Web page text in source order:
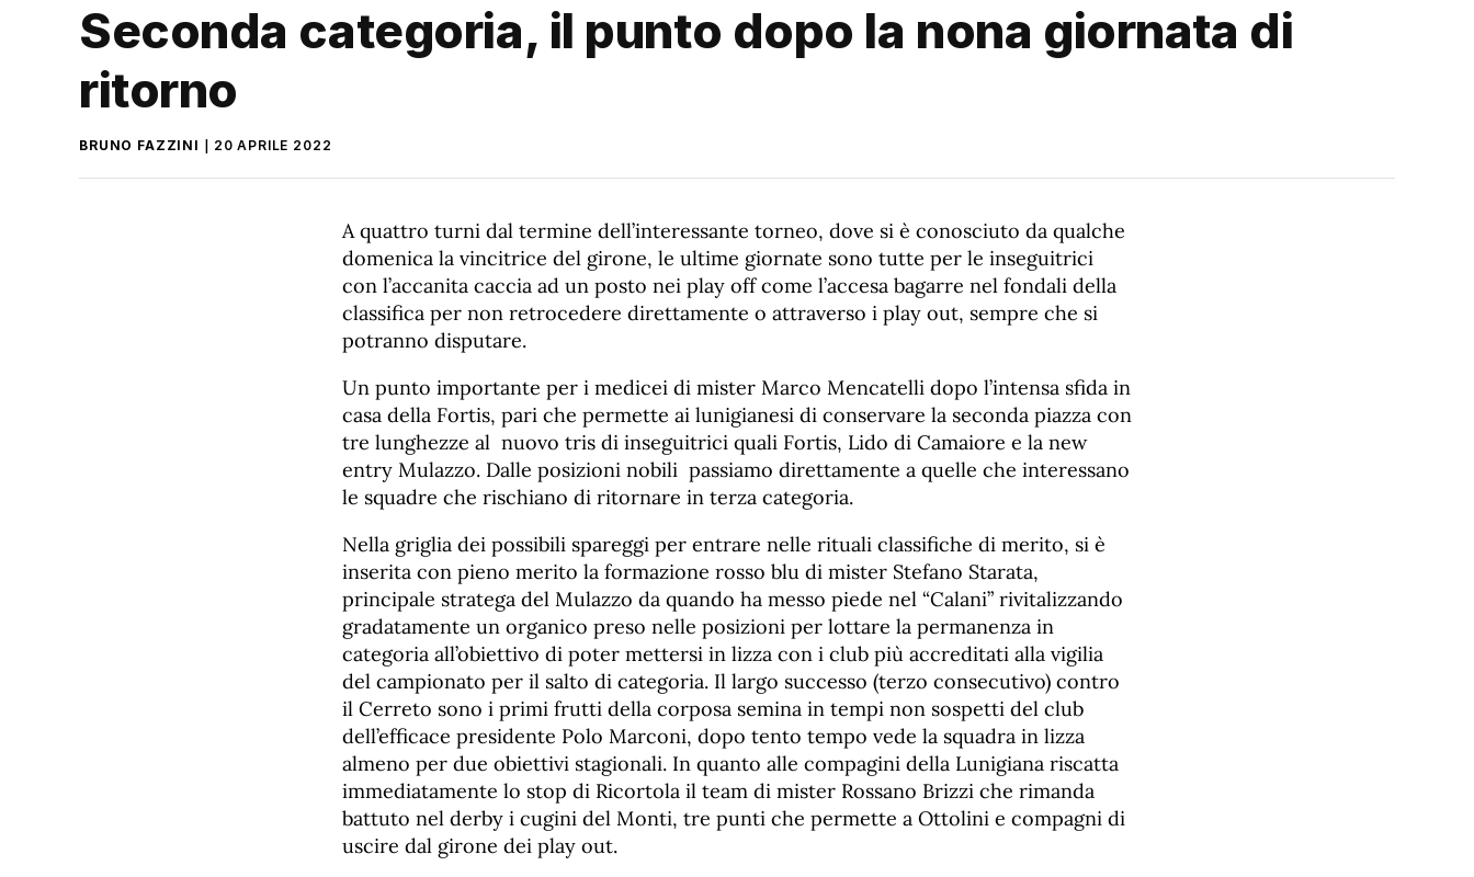
Seconda categoria, il punto dopo la nona giornata di
ritorno
BRUNO FAZZINI 20 APRILE 2022
A quattro turni dal termine dell’interessante torneo, dove si è conosciuto da qualche
domenica la vincitrice del girone, le ultime giornate sono tutte per le inseguitrici
con l’accanita caccia ad un posto nei play off come l’accesa bagarre nel fondali della
classifica per non retrocedere direttamente o attraverso i play out, sempre che si
potranno disputare.
Un punto importante per i medicei di mister Marco Mencatelli dopo l’intensa sfida in
casa della Fortis, pari che permette ai lunigianesi di conservare la seconda piazza con
tre lunghezze al nuovo tris di inseguitrici quali Fortis, Lido di Camaiore e la new
entry Mulazzo. Dalle posizioni nobili passiamo direttamente a quelle che interessano
le squadre che rischiano di ritornare in terza categoria.
Nella griglia dei possibili spareggi per entrare nelle rituali classifiche di merito, si è
inserita con pieno merito la formazione rosso blu di mister Stefano Starata,
principale stratega del Mulazzo da quando ha messo piede nel “Calani” rivitalizzando
gradatamente un organico preso nelle posizioni per lottare la permanenza in
categoria all’obiettivo di poter mettersi in lizza con i club più accreditati alla vigilia
del campionato per il salto di categoria. Il largo successo (terzo consecutivo) contro
il Cerreto sono i primi frutti della corposa semina in tempi non sospetti del club
dell’efficace presidente Polo Marconi, dopo tento tempo vede la squadra in lizza
almeno per due obiettivi stagionali. In quanto alle compagini della Lunigiana riscatta
immediatamente lo stop di Ricortola il team di mister Rossano Brizzi che rimanda
battuto nel derby i cugini del Monti, tre punti che permette a Ottolini e compagni di
uscire dal girone dei play out.